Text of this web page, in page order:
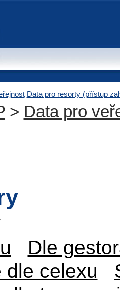
Data pro resorty (přístup
> Data pro
Dle
dle celexu